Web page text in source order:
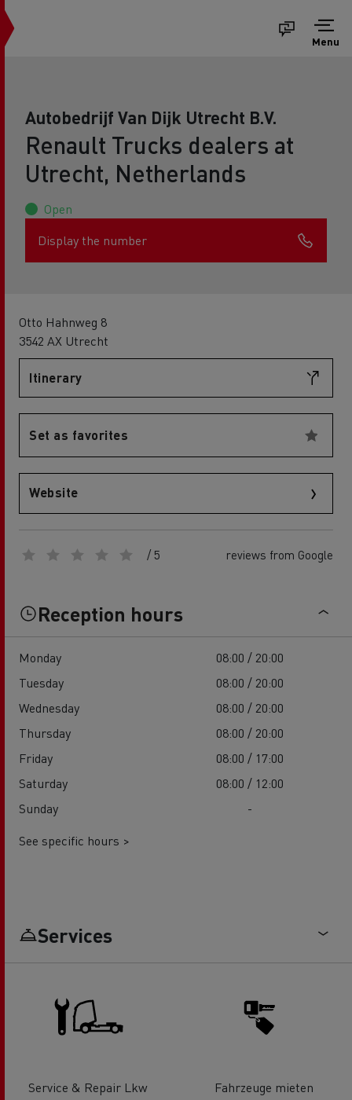
Menu
Autobedrijf Van Dijk Utrecht B.V.
Renault Trucks dealers at
Utrecht, Netherlands
Open
Display the number
Otto Hahnweg 8
3542 AX Utrecht
Itinerary
Set as favorites
Website
/ 5 reviews from Google
Reception hours
Monday
08:00 / 20:00
Tuesday
08:00 / 20:00
Wednesday
08:00 / 20:00
Thursday
08:00 / 20:00
Friday
08:00 / 17:00
Saturday
08:00 / 12:00
Sunday
-
See specific hours >
Services
Service & Repair Lkw Fahrzeuge mieten